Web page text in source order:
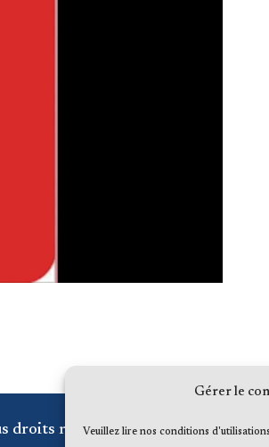
Gérer le
Veuillez lire nos conditions
droits réservés